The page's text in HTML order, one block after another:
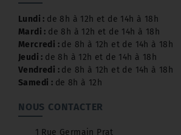
Lundi : de 8h à 12h et de 14h à 18h
Mardi : de 8h à 12h et de 14h à 18h
Mercredi : de 8h à 12h et de 14h à 18h
Jeudi : de 8h à 12h et de 14h à 18h
Vendredi : de 8h à 12h et de 14h à 18h
Samedi : de 8h à 12h
NOUS CONTACTER
1 Rue Germain Prat